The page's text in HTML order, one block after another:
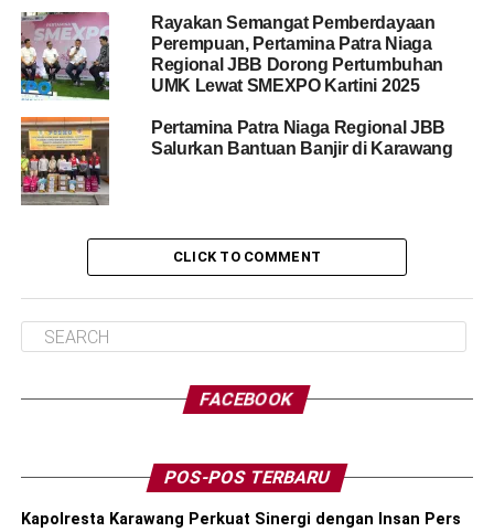
Rayakan Semangat Pemberdayaan
Perempuan, Pertamina Patra Niaga
Regional JBB Dorong Pertumbuhan
UMK Lewat SMEXPO Kartini 2025
Pertamina Patra Niaga Regional JBB
Salurkan Bantuan Banjir di Karawang
CLICK TO COMMENT
FACEBOOK
POS-POS TERBARU
Kapolresta Karawang Perkuat Sinergi dengan Insan Pers